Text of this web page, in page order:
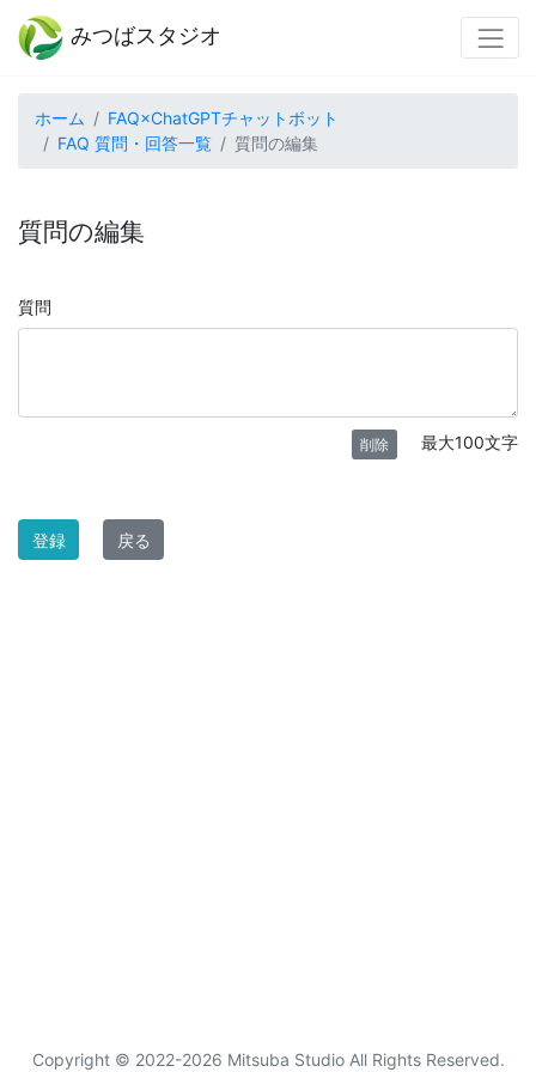
みつばスタジオ
ホーム
FAQ×ChatGPTチャットボット
FAQ 質問・回答一覧
質問の編集
質問の編集
質問
最大100文字
削除
登録 戻る
Copyright © 2022-2026 Mitsuba Studio All Rights Reserved.